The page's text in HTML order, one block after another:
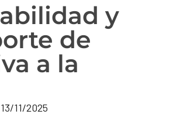
y
de
a la
13/11/2025